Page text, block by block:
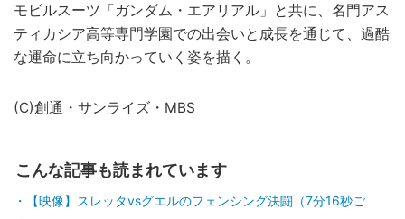
モビルスーツ「ガンダム・エアリアル」と共に、名門アス
ティカシア高等専門学園での出会いと成長を通じて、過酷
な運命に立ち向かっていく姿を描く。
(C)創通・サンライズ・MBS
こんな記事も読まれています
【映像】スレッタvsグエルのフェンシング決闘（7分16秒ご